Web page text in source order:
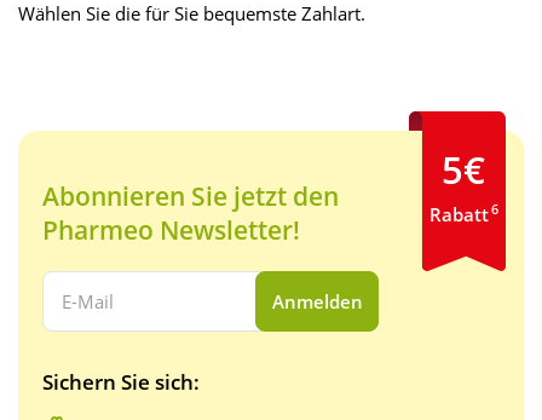
Wählen Sie die für Sie bequemste Zahlart.
Abonnieren Sie jetzt den
Pharmeo Newsletter!
Ihre E-Mail Adresse:
Anmelden
Sichern Sie sich:
5€
Rabatt6